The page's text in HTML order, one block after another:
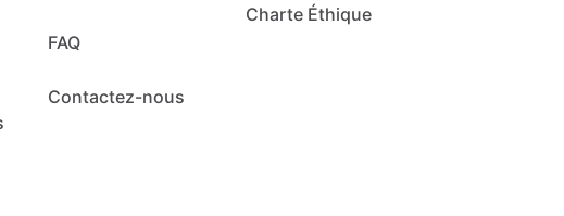
FAQ
Contactez-nous
Charte Éthique